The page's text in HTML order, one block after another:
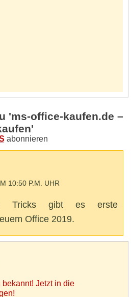
'ms-office-kaufen.de –
abonnieren
10:50 P.M. UHR
Tricks gibt es erste
Office 2019.
Jetzt in die